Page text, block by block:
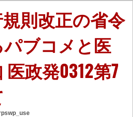
則改正の省令
ブコメと医
政発0312第7